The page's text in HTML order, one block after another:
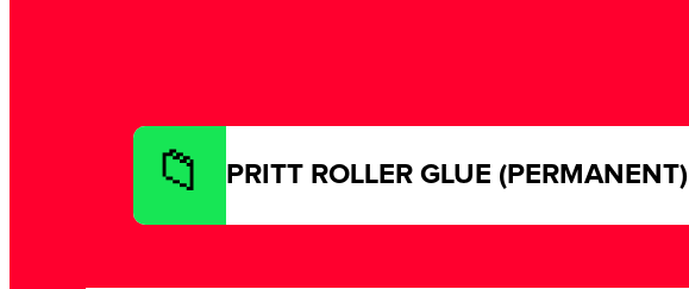
PRITT ROLLER GLUE (PERMANENT)